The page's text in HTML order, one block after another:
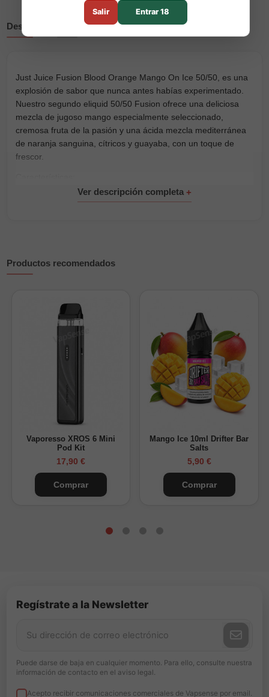
Descripción Reseñas
Just Juice Fusion Blood Orange Mango On Ice 50/50, es una
explosión de sabor que nunca antes habías experimentado.
Nuestro segundo eliquid 50/50 Fusion ofrece una deliciosa
mezcla de jugoso mango especialmente seleccionado,
cremosa fruta de la pasión y una ácida mezcla mediterránea
de naranja sanguina, cítricos y guayaba, con un toque de
frescor.
Porcentaje: 50VG / 50PG
Productos recomendados
Vaporesso XROS 6 Mini
Pod Kit
17,90 €
Comprar
Mango Ice 10ml Drifter Bar
Salts
5,90 €
Comprar
Regístrate a la Newsletter
Puede darse de baja en cualquier momento. Para ello, consulte nuestra
información de contacto en el aviso legal.
Acepto recibir comunicaciones comerciales de Vapsense por email.
Salir Entrar 18